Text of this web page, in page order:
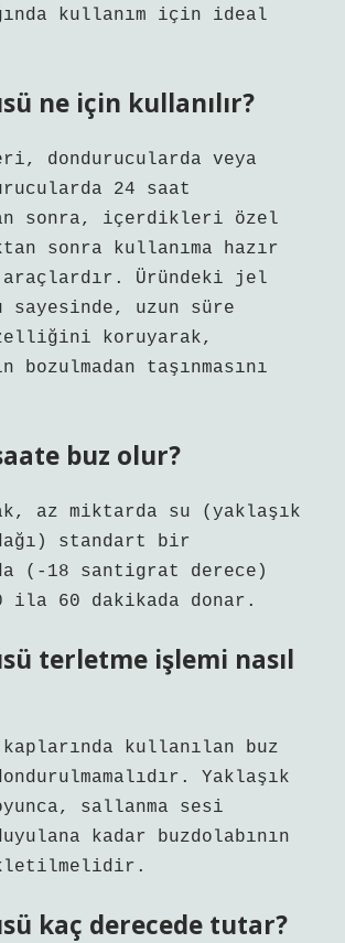
kullanım için ideal
ne için kullanılır?
dondurucularda veya
24 saat
sonra, içerdikleri özel
sonra kullanıma hazır
araçlardır. Üründeki jel
sayesinde, uzun süre
koruyarak,
taşınmasını
buz olur?
az miktarda su (yaklaşık
standart bir
(-18 santigrat derece)
ila 60 dakikada donar.
terletme işlemi nasıl
kaplarında kullanılan buz
Yaklaşık
sallanma sesi
kadar buzdolabının
kaç derecede tutar?